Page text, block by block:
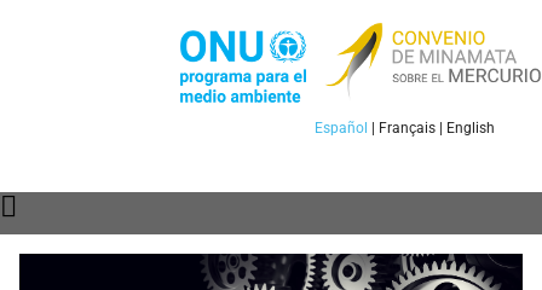
Español Français English